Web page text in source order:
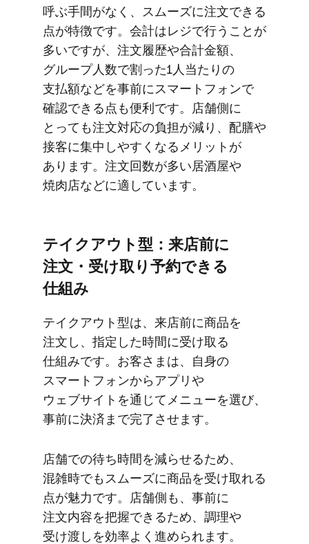
呼ぶ手間が​なく、​スムーズに​注文できる​
点が​特徴です。​会計は​レジで​行うことが​
多いですが、​注文履歴や合計金額、​
グループ人数で​割った​1人​当たりの​
支払額などを​事前に​スマートフォンで​
確認できる​点も​便利です。​店舗側に​
とっても​注文対応の​負担が​減り、​配膳や​
接客に​集中しやすくなる​メリットが​
あります。​注文回数が​多い​居酒屋や​
焼肉店などに​適しています。
テイクアウト型：来店前に​
注文・受け取り予約できる​
仕組み
テイクアウト型は、​来店前に​商品を​
注文し、​指定した​時間に​受け取る​
仕組みです。​お客さまは、​自身の​
スマートフォンから​アプリや​
ウェブサイトを​通じて​メニューを​選び、​
事前に​決済まで​完了させます。
店舗での​待ち時間を​減らせる​ため、​
混雑時でも​スムーズに​商品を​受け取れる​
点が​魅力です。​店舗側も、​事前に​
注文内容を​把握できる​ため、​調理や​
受け渡しを​効率よく​進められます。​